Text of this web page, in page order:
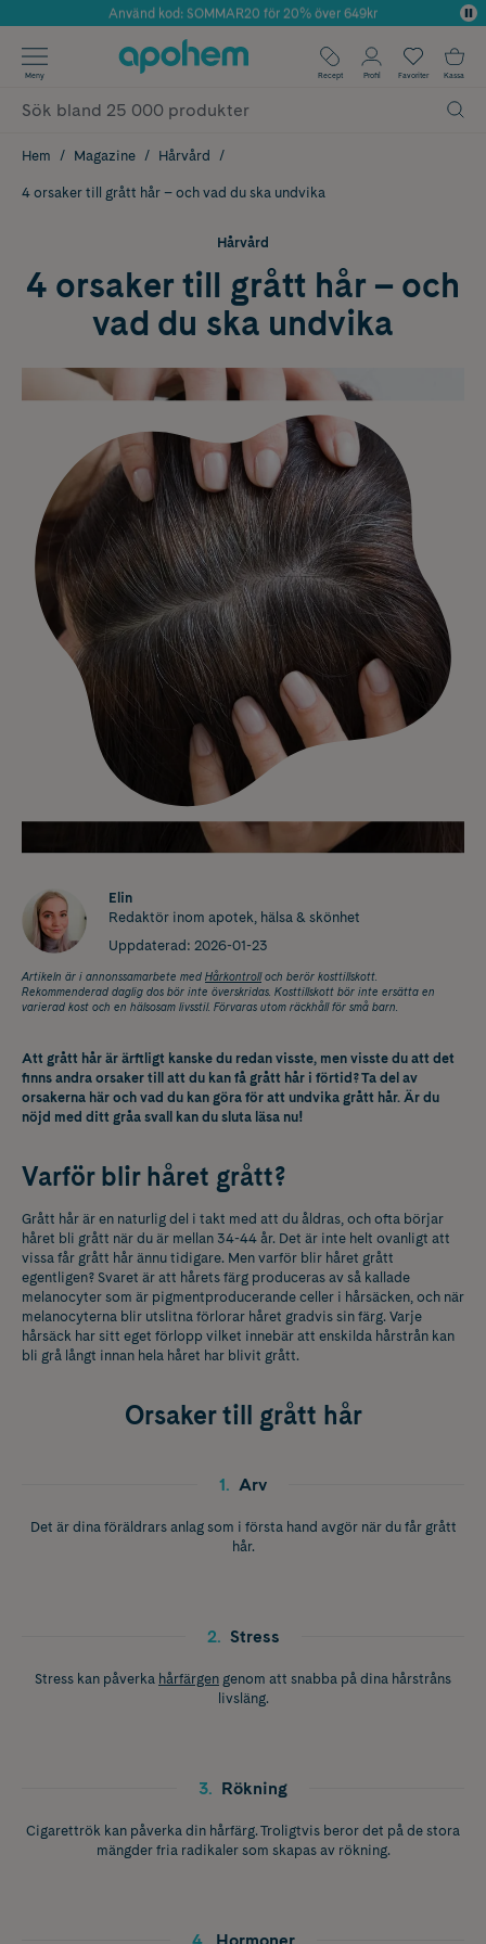
Årets Butik 2025 inom Skönhet
Använd kod: SOMMAR20 för 20% över 649kr
✓ Fri frakt
✓ Poäng på alla köp*
Meny Recept Profil Favoriter Kassa
Hem Magazine Hårvård
4 orsaker till grått hår – och vad du ska undvika
Hårvård
4 orsaker till grått hår – och
vad du ska undvika
Elin
Redaktör inom apotek, hälsa & skönhet
Uppdaterad: 2026-01-23
Artikeln är i annonssamarbete med Hårkontrolloch berör kosttillskott.
Rekommenderad daglig dos bör inte överskridas. Kosttillskott bör inte ersätta en
varierad kost och en hälsosam livsstil. Förvaras utom räckhåll för små barn.
Att grått hår är ärftligt kanske du redan visste, men visste du att det
finns andra orsaker till att du kan få grått hår i förtid? Ta del av
orsakerna här och vad du kan göra för att undvika grått hår. Är du
nöjd med ditt gråa svall kan du sluta läsa nu!
Varför blir håret grått?
Grått hår är en naturlig del i takt med att du åldras, och ofta börjar
håret bli grått när du är mellan 34-44 år. Det är inte helt ovanligt att
vissa får grått hår ännu tidigare. Men varför blir håret grått
egentligen? Svaret är att hårets färg produceras av så kallade
melanocyter som är pigmentproducerande celler i hårsäcken, och när
melanocyterna blir utslitna förlorar håret gradvis sin färg. Varje
hårsäck har sitt eget förlopp vilket innebär att enskilda hårstrån kan
bli grå långt innan hela håret har blivit grått.
Orsaker till grått hår
1. Arv
Det är dina föräldrars anlag som i första hand avgör när du får grått
hår.
2. Stress
Stress kan påverka hårfärgen genom att snabba på dina hårstråns
livsläng.
3. Rökning
Cigarettrök kan påverka din hårfärg. Troligtvis beror det på de stora
mängder fria radikaler som skapas av rökning.